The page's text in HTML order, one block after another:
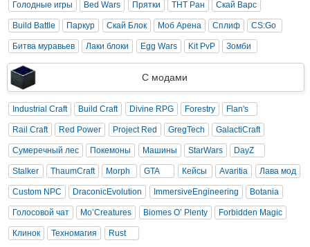
Голодные игры Bed Wars Прятки ТНТ Ран Скай Варс
Build Battle Паркур Скай Блок Моб Арена Сплиф CS:Go
Битва муравьев Лаки блоки Egg Wars Kit PvP Зомби
С модами
Industrial Craft Build Craft Divine RPG Forestry Flan's
Rail Craft Red Power Project Red GregTech GalactiCraft
Сумеречный лес Покемоны Машины StarWars DayZ
Stalker ThaumCraft Morph GTA Кейсы Avaritia Лава мод
Custom NPC DraconicEvolution ImmersiveEngineering Botania
Голосовой чат Mo’Creatures Biomes O’ Plenty Forbidden Magic
Клинок Техномагия Rust